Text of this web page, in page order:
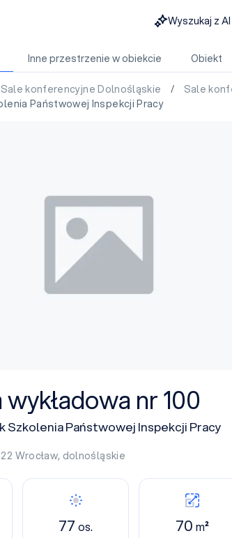
Wyszukaj z AI
Inne przestrzenie w obiekcie Obiekt
Sale konferencyjne Dolnośląskie / Sale
Państwowej Inspekcji Pracy
nr 100
Szkolenia Państwowej Inspekcji Pracy
Wrocław, dolnośląskie
77os. 70 m²